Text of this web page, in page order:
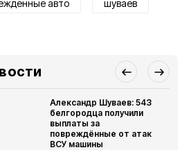
авто шуваев
Александр Шуваев: 543
белгородца получили
выплаты за
повреждённые от атак
ВСУ машины